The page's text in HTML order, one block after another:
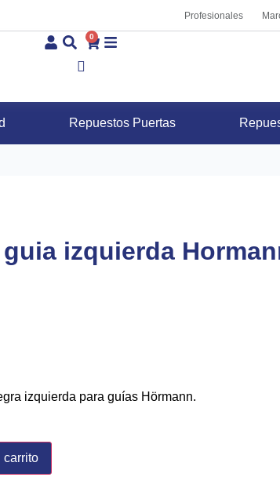
Profesionales
0
Repuestos Puertas
izquierda
izquierda para guías Hörmann.
carrito